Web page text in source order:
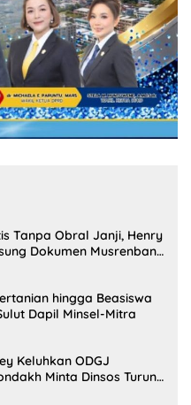
Tanpa Obral Janji, Henry
Dokumen Musrenbang
hingga Beasiswa
Dapil Minsel-Mitra
Keluhkan ODGJ
Minta Dinsos Turun